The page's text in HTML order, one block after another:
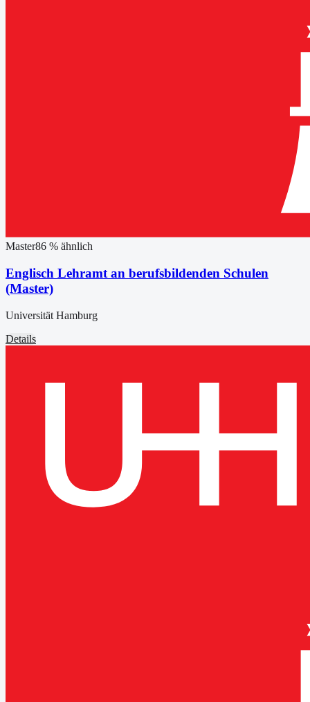
Master86 % ähnlich
Englisch Lehramt an berufsbildenden Schulen
(Master)
Universität Hamburg
Details